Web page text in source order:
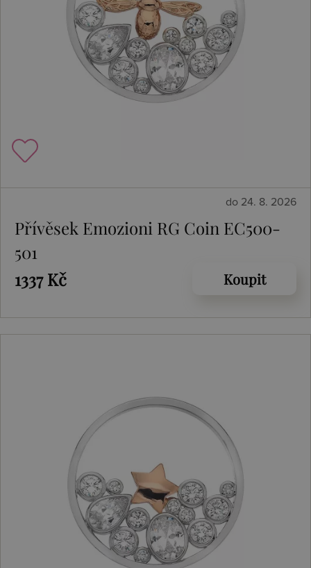
do 24. 8. 2026
Přívěsek Emozioni RG Coin EC500-
501
1337 Kč
Koupit